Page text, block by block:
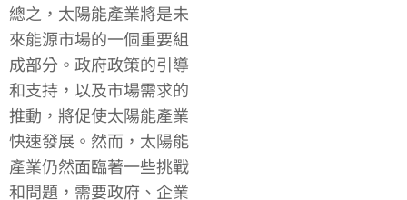
總之，太陽能產業將是未
來能源市場的一個重要組
成部分。政府政策的引導
和支持，以及市場需求的
推動，將促使太陽能產業
快速發展。然而，太陽能
產業仍然面臨著一些挑戰
和問題，需要政府、企業